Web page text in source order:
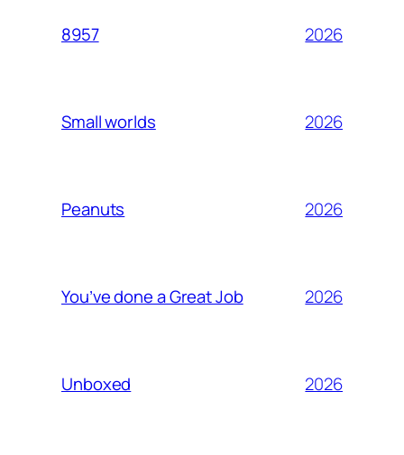
8957 2026
Small worlds 2026
Peanuts 2026
You’ve done a Great Job 2026
Unboxed 2026